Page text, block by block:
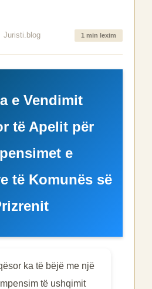
Juristi.blog 1 min lexim
e Vendimit
të Apelit për
e
të Komunës së
ka të bëjë me një
të ushqimit